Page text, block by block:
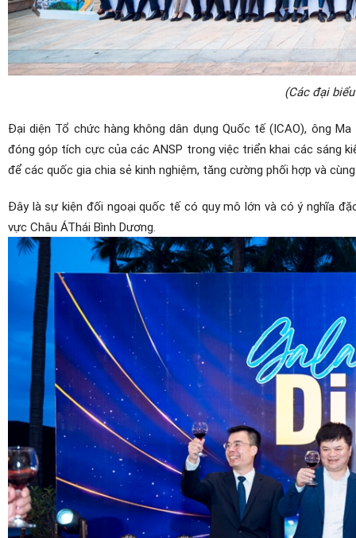
(Các đại
Đại diện Tổ chức hàng không dân dụng Quốc tế (ICAO), ông
đóng góp tích cực của các ANSP trong việc triển khai các sáng
để các quốc gia chia sẻ kinh nghiệm, tăng cường phối hợp và
Đây là sự kiện đối ngoại quốc tế có quy mô lớn và có ý nghĩa
vực Châu ÁThái Bình Dương.